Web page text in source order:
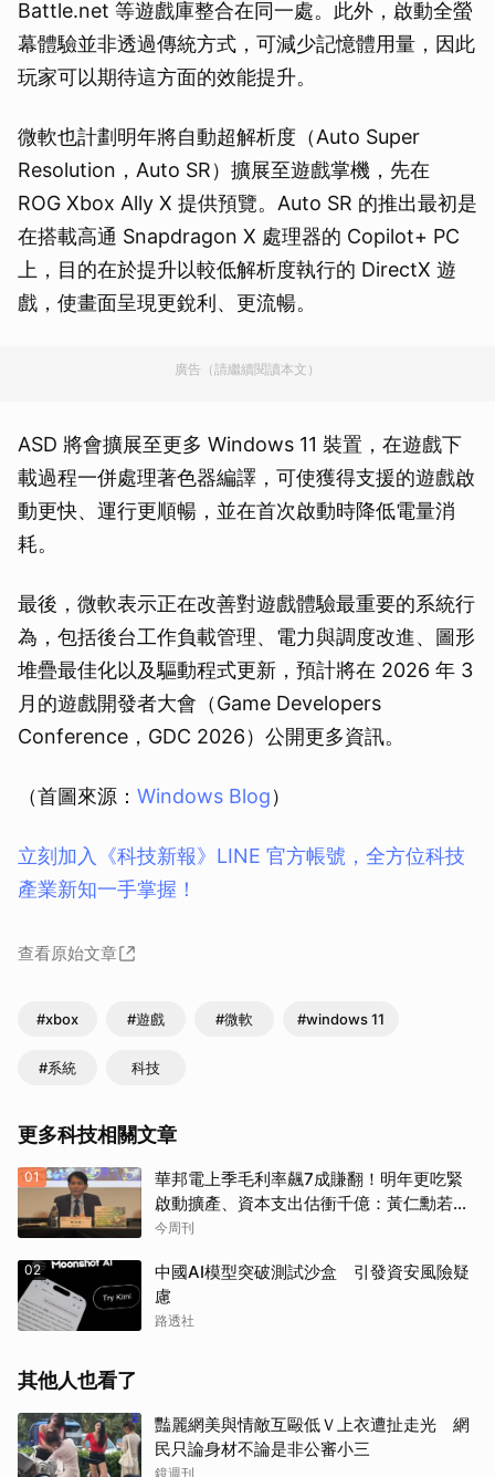
Battle.net 等遊戲庫整合在同一處。此外，啟動全螢
幕體驗並非透過傳統方式，可減少記憶體用量，因此
玩家可以期待這方面的效能提升。
微軟也計劃明年將自動超解析度（Auto Super
Resolution，Auto SR）擴展至遊戲掌機，先在
ROG Xbox Ally X 提供預覽。Auto SR 的推出最初是
在搭載高通 Snapdragon X 處理器的 Copilot+ PC
上，目的在於提升以較低解析度執行的 DirectX 遊
戲，使畫面呈現更銳利、更流暢。
廣告（請繼續閱讀本文）
ASD 將會擴展至更多 Windows 11 裝置，在遊戲下
載過程一併處理著色器編譯，可使獲得支援的遊戲啟
動更快、運行更順暢，並在首次啟動時降低電量消
耗。
最後，微軟表示正在改善對遊戲體驗最重要的系統行
為，包括後台工作負載管理、電力與調度改進、圖形
堆疊最佳化以及驅動程式更新，預計將在 2026 年 3
月的遊戲開發者大會（Game Developers
Conference，GDC 2026）公開更多資訊。
（首圖來源： Windows Blog）
立刻加入《科技新報》LINE 官方帳號，全方位科技
產業新知一手掌握！
查看原始文章
#xbox #遊戲 #微軟 #windows 11
#系統 科技
更多科技相關文章
01
華邦電上季毛利率飆7成賺翻！明年更吃緊
啟動擴產、資本支出估衝千億：黃仁勳若想
到，早入主記憶體廠
今周刊
02
中國AI模型突破測試沙盒 引發資安風險疑
慮
路透社
其他人也看了
豔麗網美與情敵互毆低Ｖ上衣遭扯走光 網
民只論身材不論是非公審小三
鏡週刊